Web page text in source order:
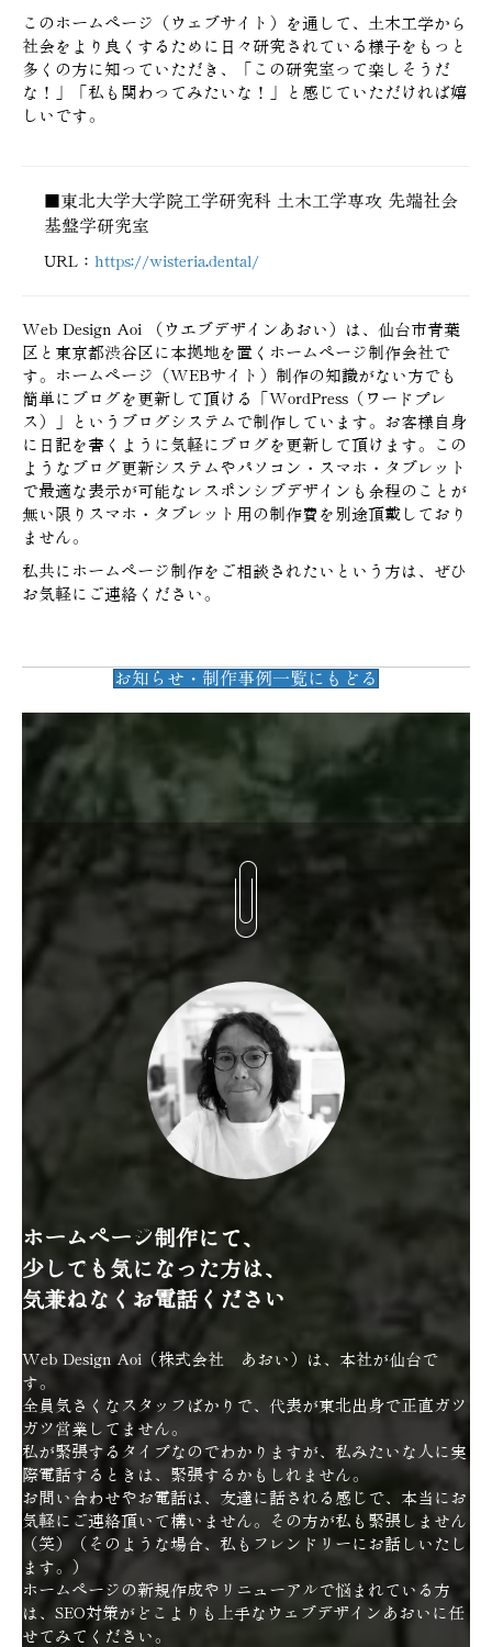
このホームページ（ウェブサイト）を通して、土木工学から
社会をより良くするために 日々研究されている様子をもっと
多くの方に知っていただき、「この研究室って楽しそうだ
な！」「私も関わってみたいな！」と感じていただければ嬉
しいです。
東北大学大学院工学研究科 土木工学専攻 先端社会
基盤学研究室
URL： https://wisteria.dental/
Web Design Aoi （ウエブデザインあおい）は、仙台市青葉
区と東京都渋谷区に本拠地を置くホームページ制作会社で
す。ホームページ（WEBサイト）制作の知識がない方でも
簡単にブログを更新して頂ける「WordPress（ワードプレ
ス）」というブログシステムで制作しています。お客様自身
に日記を書くように気軽にブログを更新して頂けます。この
ようなブログ更新システムやパソコン・スマホ・タブレット
で最適な表示が可能なレスポンシブデザインも余程のことが
無い限りスマホ・タブレット用の制作費を別途頂戴しており
ません。
私共にホームページ制作をご相談されたいという方は、ぜひ
お気軽にご連絡ください。
お知らせ・制作事例一覧にもどる
(
ホームページ制作にて、
少しでも気になった方は、
気兼ねなくお電話ください
Web Design Aoi（株式会社 あおい）は、本社が仙台で
す。
全員気さくなスタッフばかりで、代表が東北出身で正直ガツ
ガツ営業してません。
私が緊張するタイプなのでわかりますが、私みたいな人に実
際電話するときは、緊張するかもしれません。
お問い合わせやお電話は、友達に話される感じで、本当にお
気軽にご連絡頂いて構いません。その方が私も緊張しません
（笑）（そのような場合、私もフレンドリーにお話しいたし
ます。）
ホームページの新規作成やリニューアルで悩まれている方
は、SEO対策がどこよりも上手なウェブデザインあおいに任
せてみてください。